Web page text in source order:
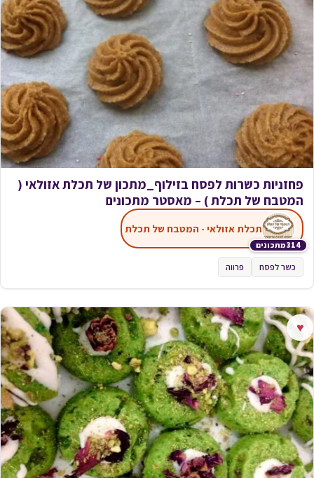
פחזניות כשרות לפסח בזילוף_מתכון של תכלת אזולאי (
המטבח של תכלת ) – מאסטר מתכונים
314 מתכונים
תכלת אזולאי - המטבח של תכלת
כשר לפסח פרווה
♥